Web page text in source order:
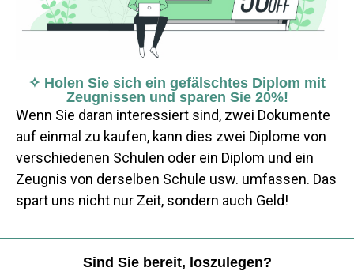
✧ Holen Sie sich ein gefälschtes Diplom mit
Zeugnissen und sparen Sie 20%!
Wenn Sie daran interessiert sind, zwei Dokumente
auf einmal zu kaufen, kann dies zwei Diplome von
verschiedenen Schulen oder ein Diplom und ein
Zeugnis von derselben Schule usw. umfassen. Das
spart uns nicht nur Zeit, sondern auch Geld!
Sind Sie bereit, loszulegen?